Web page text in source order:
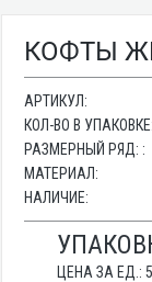
КОФТЫ
АРТИКУЛ:
КОЛ-ВО В УПАКОВКЕ:
РАЗМЕРНЫЙ РЯД: :
МАТЕРИАЛ:
НАЛИЧИЕ:
ЦЕНА ЗА ЕД.: